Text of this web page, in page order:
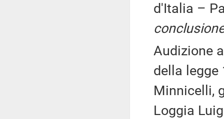
d'Italia –
Audizione
della legge
Minnicelli,
Loggia